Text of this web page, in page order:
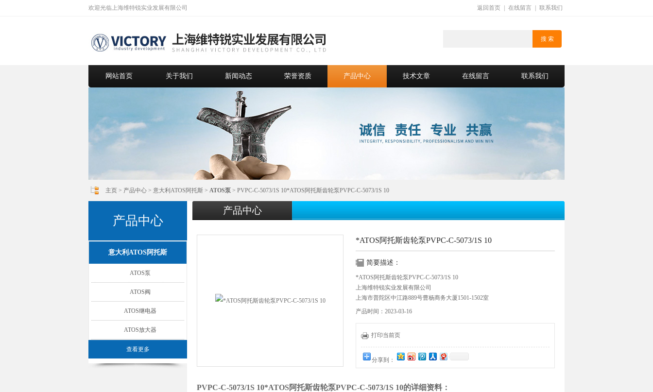
欢迎光临上海维特锐实业发展有限公司 返回首页 在线留言 联系我们
网站首页 关于我们 新闻动态 荣誉资质 产品中心 技术文章 在线留言 联系我们
主页 > 产品中心 > 意大利ATOS阿托斯 > ATOS泵 > PVPC-C-5073/1S 10*ATOS阿托斯齿轮泵PVPC-C-5073/1S 10
产品中心
意大利ATOS阿托斯
ATOS泵
ATOS阀
ATOS继电器
ATOS放大器
查看更多
产品中心
*ATOS阿托斯齿轮泵PVPC-C-5073/1S 10
简要描述：
*ATOS阿托斯齿轮泵PVPC-C-5073/1S 10
上海维特锐实业发展有限公司
上海市普陀区中江路889号曹杨商务大厦1501-1502室
产品时间：2023-03-16
打印当前页
分享到：
PVPC-C-5073/1S 10*ATOS阿托斯齿轮泵PVPC-C-5073/1S 10的详细资料：